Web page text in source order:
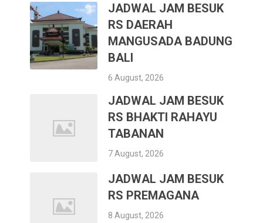
JADWAL JAM BESUK
RS DAERAH
MANGUSADA BADUNG
BALI
6 August, 2026
JADWAL JAM BESUK
RS BHAKTI RAHAYU
TABANAN
7 August, 2026
JADWAL JAM BESUK
RS PREMAGANA
8 August, 2026